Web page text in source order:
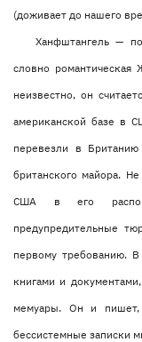
(доживает до нашего
Ханфштангель —
словно романтическая
неизвестно, он
американской базе в
перевезли в
британского майора.
США в его
предупредительные
первому требованию.
книгами и
мемуары. Он и
бессистемные записки